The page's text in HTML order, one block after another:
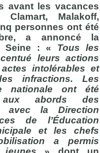
avant les vacances
Malakoff,
personnes ont été
a annoncé la
Seine : « Tous les
leurs actions
intolérables et
infractions. Les
nationale ont été
aux abords des
avec la Direction
de l’Éducation
et les chefs
a permis